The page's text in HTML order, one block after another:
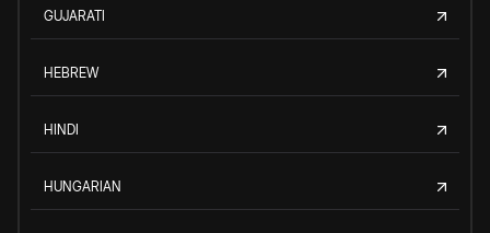
GUJARATI
HEBREW
HINDI
HUNGARIAN